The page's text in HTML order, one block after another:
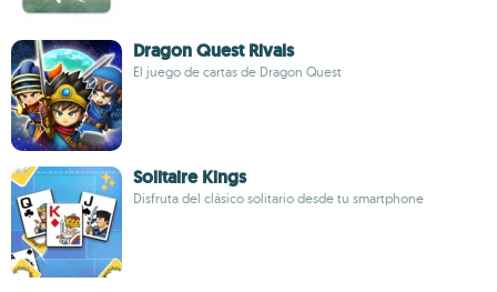
Dragon Quest Rivals
El juego de cartas de Dragon Quest
Solitaire Kings
Disfruta del clásico solitario desde tu smartphone